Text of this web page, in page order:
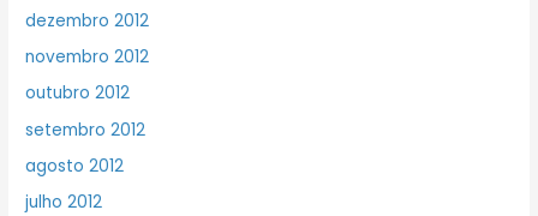
dezembro 2012
novembro 2012
outubro 2012
setembro 2012
agosto 2012
julho 2012